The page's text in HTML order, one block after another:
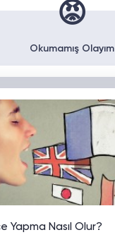
😡
Okumamış Olayım
Yapma Nasıl Olur?